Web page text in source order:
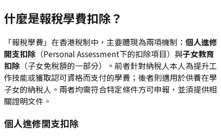
什麼是報稅學費扣除？
「報稅學費」在香港稅制中，主要體現為兩項機制： 個人進修
開支扣除 （Personal Assessment下的扣除項目）與子女教育
扣除 （子女免稅額的一部分）。前者針對納稅人本人為提升工
作技能或獲取認可資格而支付的學費；後者則適用於供養在學
子女的納稅人。兩者均需符合特定條件方可申報，並須提供相
關證明文件。
個人進修開支扣除